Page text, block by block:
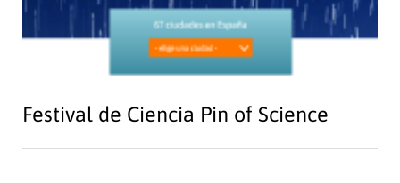
Festival de Ciencia Pin of Science